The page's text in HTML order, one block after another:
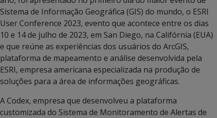
Sistema de Informação Geográfica (GIS) do mundo, o ESRI
User Conference 2023, evento que acontece entre os dias
10 e 14 de julho de 2023, em San Diego, na Califórnia (EUA)
e que reúne as experiências dos usuários do ArcGIS,
plataforma de mapeamento e análise desenvolvida pela
ESRI, empresa americana especializada na produção de
soluções para a área de informações geográficas.
A Codex, empresa que desenvolveu a plataforma
customizada do Sistema de Monitoramento de Alertas de